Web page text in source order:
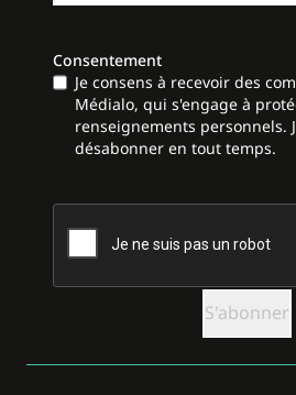
Consentement
Je consens à recevoir des
Médialo, qui s'engage à
renseignements personnels.
désabonner en tout temps.
CAPTCHA